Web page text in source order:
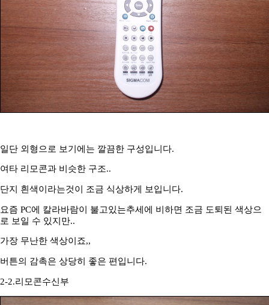
일단 외형으로 보기에는 깔끔한 구성입니다.
여타 리모콘과 비슷한 구조..
단지 흰색이라는것이 조금 식상하게 보입니다.
요즘 PC에 칼라바람이 불고있는추세에 비하면 조금 도퇴된 색상으
로 보일 수 있지만..
가장 무난한 색상이죠,,
버튼의 감촉은 상당히 좋은 편입니다.
2-2.리모콘수신부